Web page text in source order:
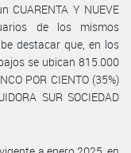
CUARENTA Y NUEVE
de los mismos
destacar que, en los
se ubican 815.000
POR CIENTO (35%)
SUR SOCIEDAD